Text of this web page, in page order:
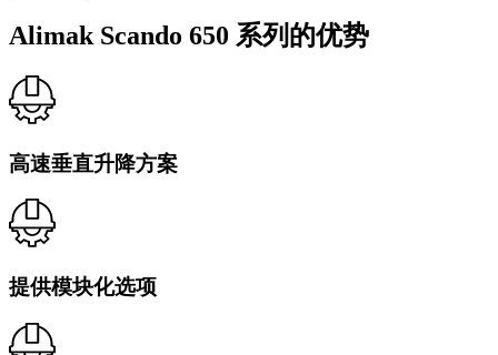
ALIMAK SCANDO 650 FC-S
高速施工升降机系列
ALIMAK SCANDO 650 FC-S 35/50
高速施工升降机型号
尺寸：1.5 x 2.8–3.2 m (宽 x 长)
载重量：1,900–2,400 kg
速度：
载重量：
速度：
ALIMAK SCANDO 650 FC /35-39
尺寸：
Alimak Scando 650
在 3D BIM 库中查看
Alimak Scando 650 系列的优势
高速垂直升降方案
提供模块化选项